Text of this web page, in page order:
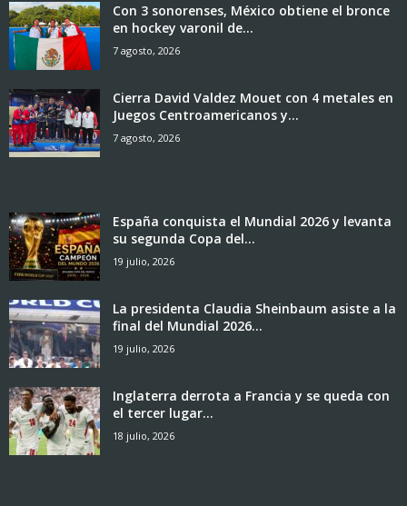
Con 3 sonorenses, México obtiene el bronce
en hockey varonil de...
7 agosto, 2026
Cierra David Valdez Mouet con 4 metales en
Juegos Centroamericanos y...
7 agosto, 2026
España conquista el Mundial 2026 y levanta
su segunda Copa del...
19 julio, 2026
La presidenta Claudia Sheinbaum asiste a la
final del Mundial 2026...
19 julio, 2026
Inglaterra derrota a Francia y se queda con
el tercer lugar...
18 julio, 2026